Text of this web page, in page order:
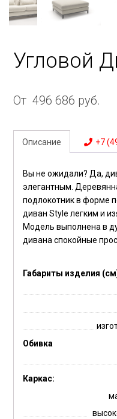
Угловой
От 496 686 руб.
Описание +7
Вы не ожидали? Да,
элегантным.
подлокотник в форме
диван Style легким и
Модель выполнена в
дивана спокойные
Габариты изделия
Обивка
Каркас: